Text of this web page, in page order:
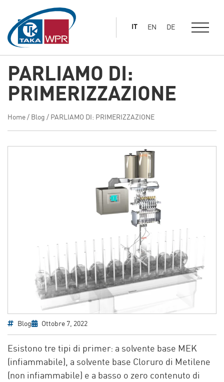
contenuto
principale
IT EN DE
PARLIAMO DI:
PRIMERIZZAZIONE
Home / Blog / PARLIAMO DI: PRIMERIZZAZIONE
Blog Ottobre 7, 2022
Esistono tre tipi di primer: a solvente base MEK
(infiammabile), a solvente base Cloruro di Metilene
(non infiammabile) e a basso o zero contenuto di